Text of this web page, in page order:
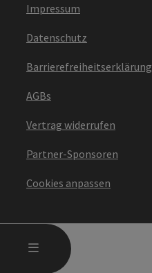
MENÜ
Impressum
Datenschutz
Barrierefreiheitserklärung
AGBs
Vertrag widerrufen
Partner-Sponsoren
Cookies anpassen